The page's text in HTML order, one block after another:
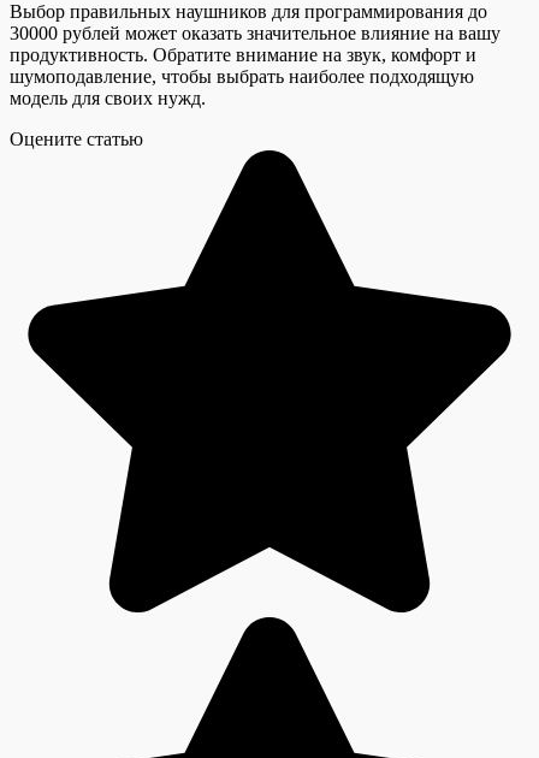
Выбор правильных наушников для программирования до
30000 рублей может оказать значительное влияние на вашу
продуктивность. Обратите внимание на звук, комфорт и
шумоподавление, чтобы выбрать наиболее подходящую
модель для своих нужд.
Оцените статью